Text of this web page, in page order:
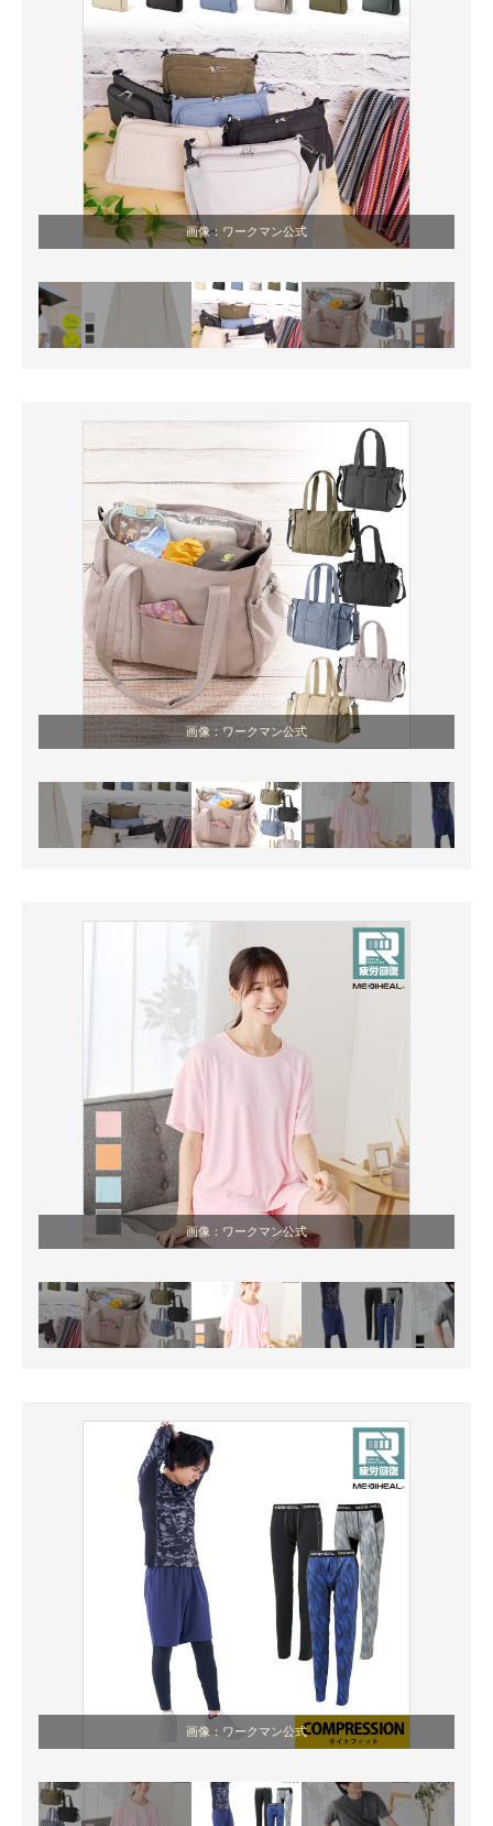
画像：ワークマン公式
画像：ワークマン公式
画像：ワークマン公式
画像：ワークマン公式